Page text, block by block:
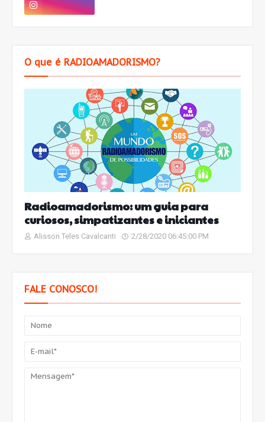
O que é RADIOAMADORISMO?
Radioamadorismo: um guia para
curiosos, simpatizantes e iniciantes
Alisson Teles Cavalcanti 2/28/2020 06:45:00 PM
FALE CONOSCO!